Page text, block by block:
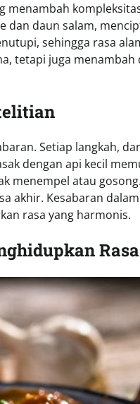
daun salam,
sehingga rasa
tetapi juga
Setiap langkah,
dengan api kecil
menempel atau
akhir. Kesabaran
rasa yang harmonis.
Rasa